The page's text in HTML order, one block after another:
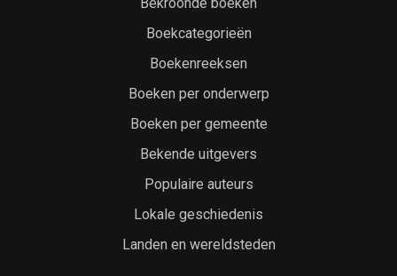
Boekcategorieën
Boekenreeksen
Boeken per onderwerp
Boeken per gemeente
Bekende uitgevers
Populaire auteurs
Lokale geschiedenis
Landen en wereldsteden